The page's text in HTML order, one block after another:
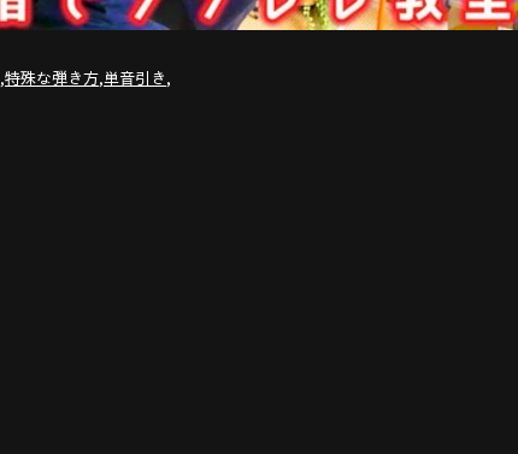
,特殊な弾き方,単音引き,